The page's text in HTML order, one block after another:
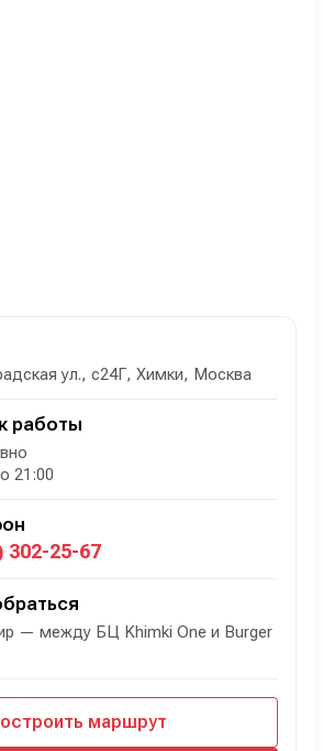
ул., с24Г, Химки, Москва
работы
21:00
302-25-67
— между БЦ Khimki One и Burger
маршрут